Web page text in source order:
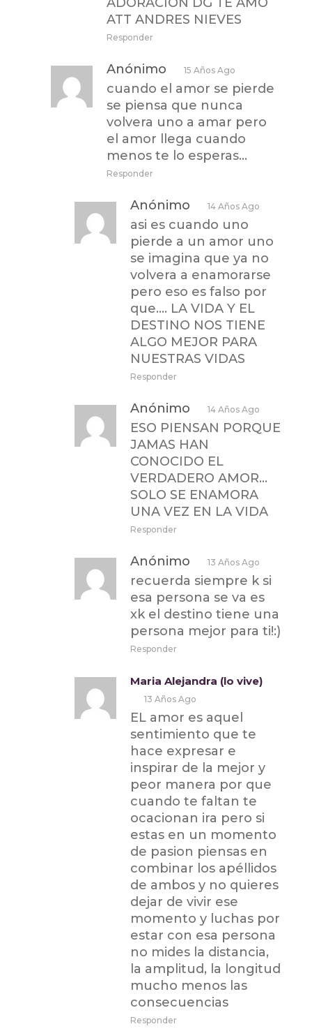
ADORACIÓN DG TE AMO
ATT ANDRES NIEVES
Responder
Anónimo 15 Años Ago
cuando el amor se pierde
se piensa que nunca
volvera uno a amar pero
el amor llega cuando
menos te lo esperas…
Responder
Anónimo 14 Años Ago
asi es cuando uno
pierde a un amor uno
se imagina que ya no
volvera a enamorarse
pero eso es falso por
que…. LA VIDA Y EL
DESTINO NOS TIENE
ALGO MEJOR PARA
NUESTRAS VIDAS
Responder
Anónimo 14 Años Ago
ESO PIENSAN PORQUE
JAMAS HAN
CONOCIDO EL
VERDADERO AMOR…
SOLO SE ENAMORA
UNA VEZ EN LA VIDA
Responder
Anónimo 13 Años Ago
recuerda siempre k si
esa persona se va es
xk el destino tiene una
persona mejor para ti!:)
Responder
Maria Alejandra (lo vive)
13 Años Ago
EL amor es aquel
sentimiento que te
hace expresar e
inspirar de la mejor y
peor manera por que
cuando te faltan te
ocacionan ira pero si
estas en un momento
de pasion piensas en
combinar los apéllidos
de ambos y no quieres
dejar de vivir ese
momento y luchas por
estar con esa persona
no mides la distancia,
la amplitud, la longitud
mucho menos las
consecuencias
Responder